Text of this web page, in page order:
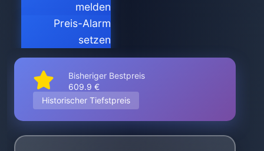
melden
Preis-Alarm
setzen
Bisheriger Bestpreis
609.9 €
Historischer Tiefstpreis